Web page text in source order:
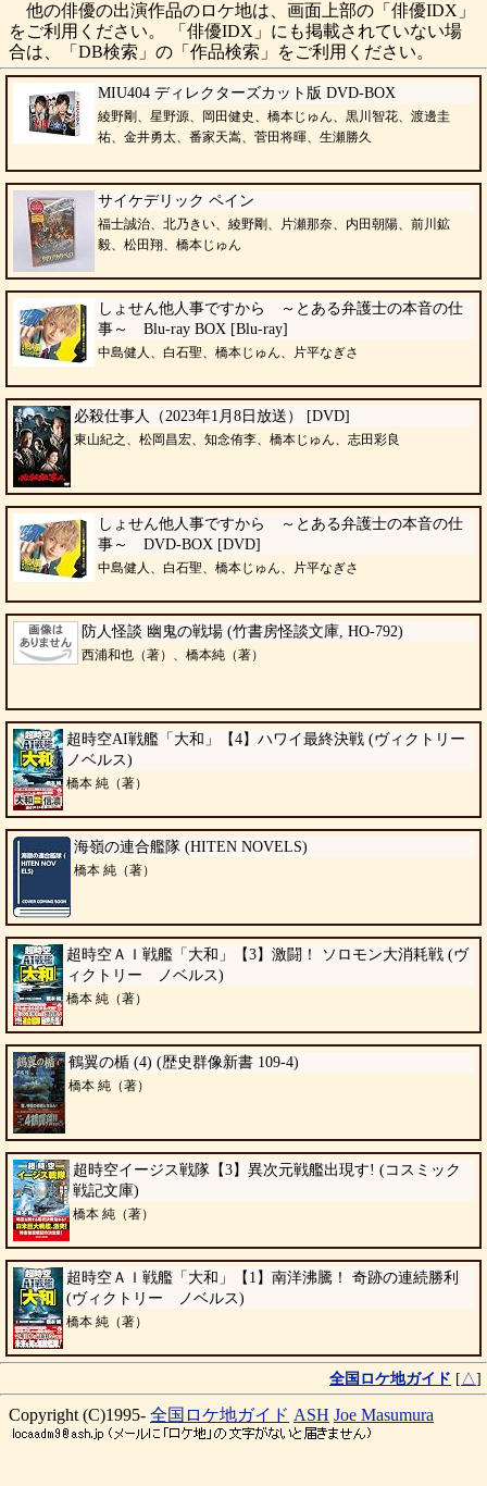
他の俳優の出演作品のロケ地は、画面上部の「俳優IDX」
をご利用ください。 「俳優IDX」にも掲載されていない場
合は、「DB検索」の「作品検索」をご利用ください。
MIU404 ディレクターズカット版 DVD-BOX
綾野剛、星野源、岡田健史、橋本じゅん、黒川智花、渡邊圭
祐、金井勇太、番家天嵩、菅田将暉、生瀬勝久
サイケデリック ペイン
福士誠治、北乃きい、綾野剛、片瀬那奈、内田朝陽、前川鉱
毅、松田翔、橋本じゅん
しょせん他人事ですから ～とある弁護士の本音の仕
事～ Blu-ray BOX [Blu-ray]
中島健人、白石聖、橋本じゅん、片平なぎさ
必殺仕事人（2023年1月8日放送） [DVD]
東山紀之、松岡昌宏、知念侑李、橋本じゅん、志田彩良
しょせん他人事ですから ～とある弁護士の本音の仕
事～ DVD-BOX [DVD]
中島健人、白石聖、橋本じゅん、片平なぎさ
防人怪談 幽鬼の戦場 (竹書房怪談文庫, HO-792)
西浦和也（著）、橋本純（著）
超時空AI戦艦「大和」【4】ハワイ最終決戦 (ヴィクトリー
ノベルス)
橋本 純（著）
海嶺の連合艦隊 (HITEN NOVELS)
橋本 純（著）
超時空ＡＩ戦艦「大和」【3】激闘！ ソロモン大消耗戦 (ヴ
ィクトリー ノベルス)
橋本 純（著）
鶴翼の楯 (4) (歴史群像新書 109-4)
橋本 純（著）
超時空イージス戦隊【3】異次元戦艦出現す! (コスミック
戦記文庫)
橋本 純（著）
超時空ＡＩ戦艦「大和」【1】南洋沸騰！ 奇跡の連続勝利
(ヴィクトリー ノベルス)
橋本 純（著）
全国ロケ地ガイド [△]
Copyright (C)1995- 全国ロケ地ガイド ASH Joe Masumura